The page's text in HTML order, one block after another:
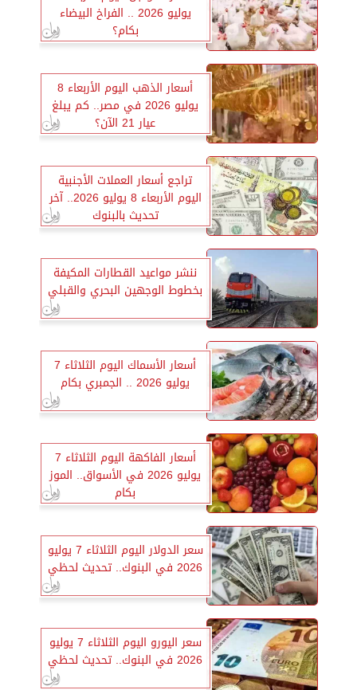
يوليو 2026 .. الفراخ البيضاء
بكام؟
أسعار الذهب اليوم الأربعاء 8
يوليو 2026 في مصر.. كم يبلغ
عيار 21 الآن؟
تراجع أسعار العملات الأجنبية
اليوم الأربعاء 8 يوليو 2026.. آخر
تحديث بالبنوك
ننشر مواعيد القطارات المكيفة
بخطوط الوجهين البحري والقبلي
أسعار الأسماك اليوم الثلاثاء 7
يوليو 2026 .. الجمبري بكام
أسعار الفاكهة اليوم الثلاثاء 7
يوليو 2026 في الأسواق.. الموز
بكام
سعر الدولار اليوم الثلاثاء 7 يوليو
2026 في البنوك.. تحديث لحظي
سعر اليورو اليوم الثلاثاء 7 يوليو
2026 في البنوك.. تحديث لحظي